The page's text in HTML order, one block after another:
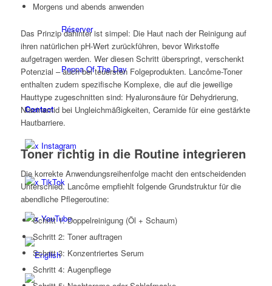
Réserver
Peppa Of The Day
Contact
x Instagram
x TikTok
x YouTube
Morgens und abends anwenden
Das Prinzip dahinter ist simpel: Die Haut nach der Reinigung auf
ihren natürlichen pH-Wert zurückführen, bevor Wirkstoffe
aufgetragen werden. Wer diesen Schritt überspringt, verschenkt
Potenzial – auch bei teuersten Folgeprodukten. Lancôme-Toner
enthalten zudem spezifische Komplexe, die auf die jeweilige
Hauttype zugeschnitten sind: Hyaluronsäure für Dehydrierung,
Niacinamid bei Ungleichmäßigkeiten, Ceramide für eine gestärkte
Hautbarriere.
Toner richtig in die Routine integrieren
Die korrekte Anwendungsreihenfolge macht den entscheidenden
Unterschied. Lancôme empfiehlt folgende Grundstruktur für die
abendliche Pflegeroutine:
Schritt 1: Doppelreinigung (Öl + Schaum)
Schritt 2: Toner auftragen
Schritt 3: Konzentriertes Serum
Schritt 4: Augenpflege